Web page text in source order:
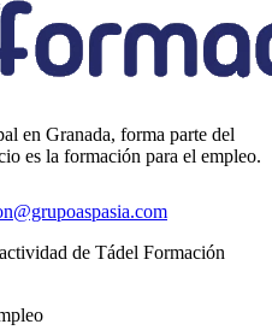
en Granada, forma parte del
es la formación para el empleo.
de Tádel Formación